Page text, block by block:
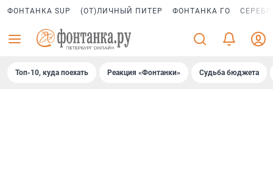
ФОНТАНКА SUP (ОТ)ЛИЧНЫЙ ПИТЕР ФОНТАНКА ГО
Топ-10, куда поехать Реакция «Фонтанки» Судьба бюджета